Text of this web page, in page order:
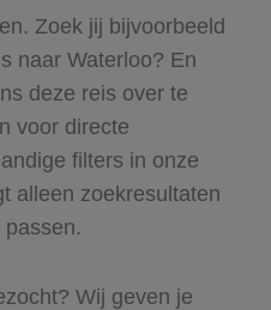
Zoek jij bijvoorbeeld
naar Waterloo? En
deze reis over te
voor directe
filters in onze
alleen zoekresultaten
Wij geven je